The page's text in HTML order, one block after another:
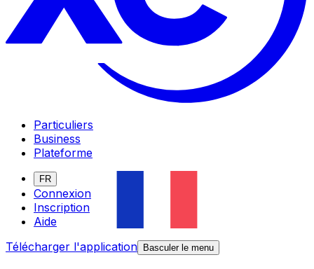
Particuliers
Business
Plateforme
FR
Connexion
Inscription
Aide
Télécharger l'application
Basculer le menu